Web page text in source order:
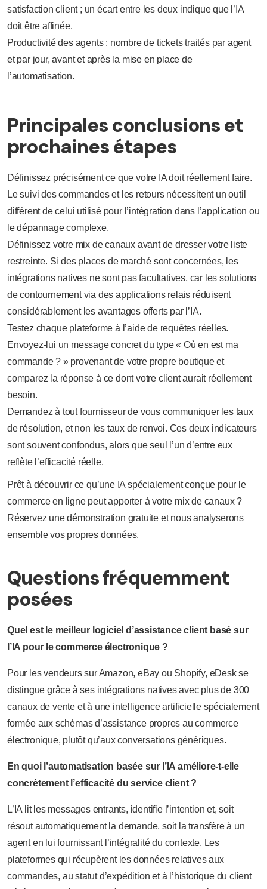
satisfaction client ; un écart entre les deux indique que l’IA
doit être affinée.
Productivité des agents : nombre de tickets traités par agent
et par jour, avant et après la mise en place de
l’automatisation.
Principales conclusions et
prochaines étapes
Définissez précisément ce que votre IA doit réellement faire.
Le suivi des commandes et les retours nécessitent un outil
différent de celui utilisé pour l’intégration dans l’application ou
le dépannage complexe.
Définissez votre mix de canaux avant de dresser votre liste
restreinte. Si des places de marché sont concernées, les
intégrations natives ne sont pas facultatives, car les solutions
de contournement via des applications relais réduisent
considérablement les avantages offerts par l’IA.
Testez chaque plateforme à l’aide de requêtes réelles.
Envoyez-lui un message concret du type « Où en est ma
commande ? » provenant de votre propre boutique et
comparez la réponse à ce dont votre client aurait réellement
besoin.
Demandez à tout fournisseur de vous communiquer les taux
de résolution, et non les taux de renvoi. Ces deux indicateurs
sont souvent confondus, alors que seul l’un d’entre eux
reflète l’efficacité réelle.
Prêt à découvrir ce qu’une IA spécialement conçue pour le
commerce en ligne peut apporter à votre mix de canaux ?
Réservez une démonstration gratuite et nous analyserons
ensemble vos propres données.
Questions fréquemment
posées
Quel est le meilleur logiciel d’assistance client basé sur
l’IA pour le commerce électronique ?
Pour les vendeurs sur Amazon, eBay ou Shopify, eDesk se
distingue grâce à ses intégrations natives avec plus de 300
canaux de vente et à une intelligence artificielle spécialement
formée aux schémas d’assistance propres au commerce
électronique, plutôt qu’aux conversations génériques.
En quoi l’automatisation basée sur l’IA améliore-t-elle
concrètement l’efficacité du service client ?
L’IA lit les messages entrants, identifie l’intention et, soit
résout automatiquement la demande, soit la transfère à un
agent en lui fournissant l’intégralité du contexte. Les
plateformes qui récupèrent les données relatives aux
commandes, au statut d’expédition et à l’historique du client